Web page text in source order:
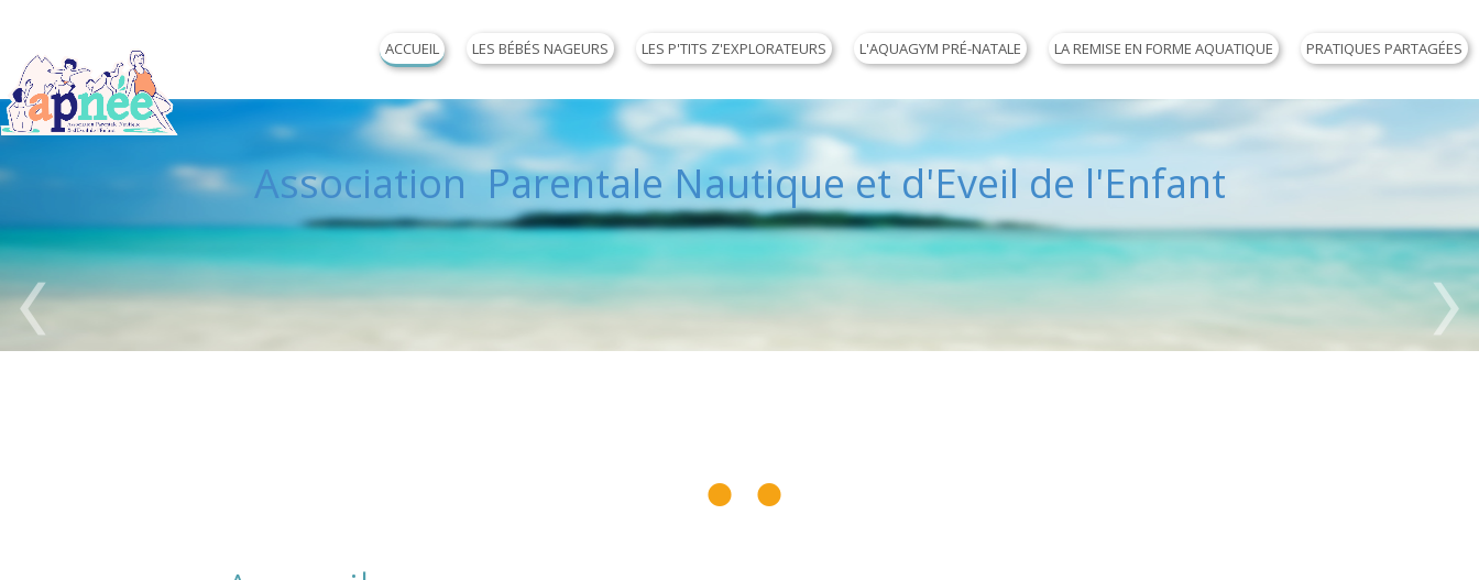
ACCUEIL LES BÉBÉS NAGEURS LES P'TITS Z'EXPLORATEURS L'AQUAGYM PRÉ-NATALE LA REMISE EN FORME AQUATIQUE PRATIQUES PARTAGÉES
Association Parentale Nautique et d'Eveil de l'Enfant